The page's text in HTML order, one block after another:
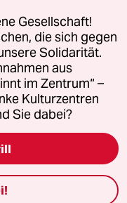
oder für Genehmigungen
Richtlinien
AGB
(Ads)
Gesellschaft!
die sich gegen
Solidarität.
aus
im Zentrum“ –
Kulturzentren
Sie dabei?